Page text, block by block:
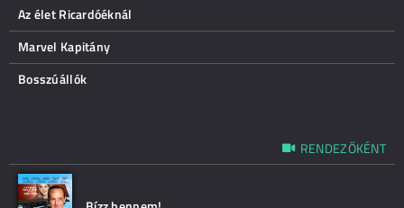
Az élet Ricardóéknál
Marvel Kapitány
Bosszúállók
RENDEZŐKÉNT